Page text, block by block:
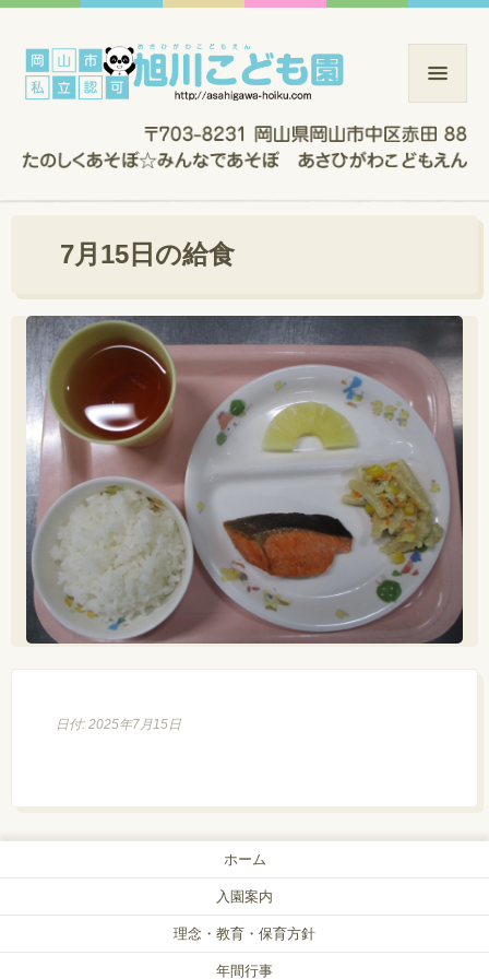
7月15日の給食
日付: 2025年7月15日
ホーム
入園案内
理念・教育・保育方針
年間行事